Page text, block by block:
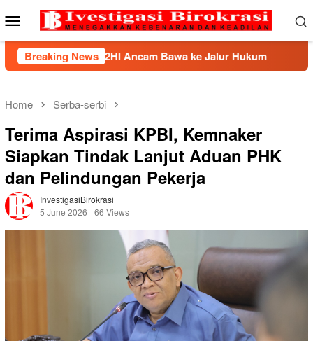
to
Mobile
Menu
Breaking News
Ancam Bawa ke Jalur Hukum Kemnaker
Home Serba-serbi
Terima Aspirasi KPBI, Kemnaker
Siapkan Tindak Lanjut Aduan PHK
dan Pelindungan Pekerja
InvestigasiBirokrasi
5 June 2026
66 Views